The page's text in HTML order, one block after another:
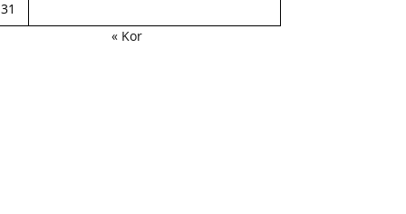
31
« Kor